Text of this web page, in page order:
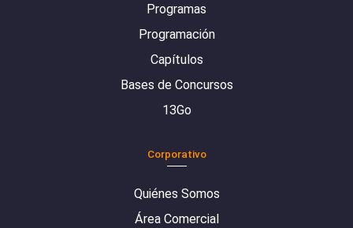
Programas
Programación
Capítulos
Bases de Concursos
13Go
Corporativo
Quiénes Somos
Área Comercial